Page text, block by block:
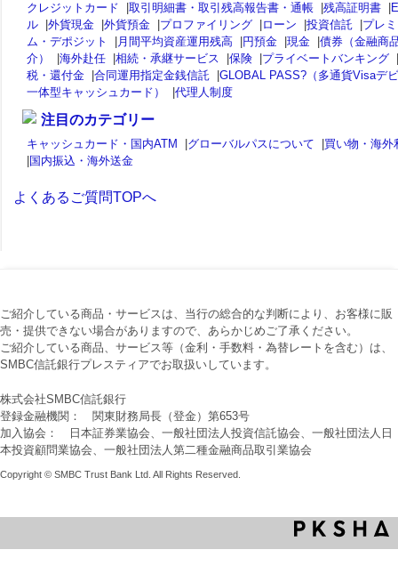
クレジットカード
|取引明細書・取引残高報告書・通帳 |残高証明書 |
ル |外貨現金 |外貨預金 |プロファイリング |ローン |投資信託 |プレ
ム・デポジット
| 月間平均資産運用残高 |円預金 |現金 |債券（金融商
介）
|海外赴任 |相続・承継サービス |保険 |プライベートバンキング |
税・還付金 |合同運用指定金銭信託 |GLOBAL PASS?（多通貨Visaデ
一体型キャッシュカード）
|代理人制度
注目のカテゴリー
キャッシュカード・国内ATM |グローバルパスについて |買い物・海外
|国内振込・海外送金
よくあるご質問TOPへ
ご紹介している商品・サービスは、当行の総合的な判断により、お客様に販
売・提供できない場合がありますので、あらかじめご了承ください。
ご紹介している商品、サービス等（金利・手数料・為替レートを含む）は、
SMBC信託銀行プレスティアでお取扱いしています。
株式会社SMBC信託銀行
登録金融機関： 関東財務局長（登金）第653号
加入協会： 日本証券業協会、一般社団法人投資信託協会、一般社団法人日
本投資顧問業協会、一般社団法人第二種金融商品取引業協会
Copyright © SMBC Trust Bank Ltd. All Rights Reserved.